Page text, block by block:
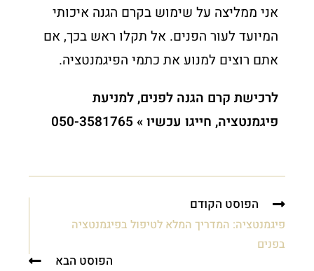
אני ממליצה על שימוש בקרם הגנה איכותי
המיועד לעור הפנים. אל תקלו ראש בכך, אם
אתם רוצים למנוע את כתמי הפיגמנטציה.
לרכישת קרם הגנה לפנים, למניעת
פיגמנטציה, חייגו עכשיו » 050-3581765
הפוסט הקודם
פיגמנטציה: המדריך המלא לטיפול בפיגמנטציה
בפנים
הפוסט הבא